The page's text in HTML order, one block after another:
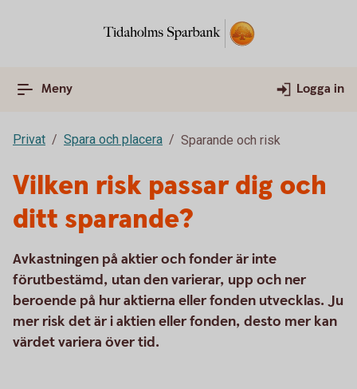
Meny Logga in
Privat Spara och placera Sparande och risk
Vilken risk passar dig och
ditt sparande?
Avkastningen på aktier och fonder är inte
förutbestämd, utan den varierar, upp och ner
beroende på hur aktierna eller fonden utvecklas. Ju
mer risk det är i aktien eller fonden, desto mer kan
värdet variera över tid.